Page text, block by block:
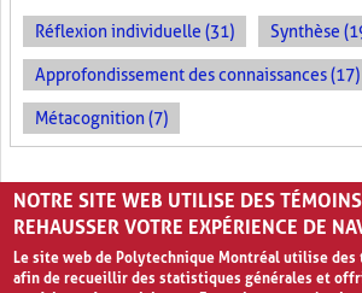
Réflexion individuelle (31) Synthèse
Approfondissement des connaissances (17)
Métacognition (7)
PAGES
« ‹ 1 2 3
NOTRE SITE WEB UTILISE DES
REHAUSSER VOTRE EXPÉRIENCE DE
Le site web de Polytechnique Montréal utilise des
afin de recueillir des statistiques générales et